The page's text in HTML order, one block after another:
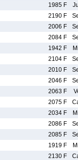
1985 F
2190 F
2006 F
2084 F
1942 F
2104 F
2010 F
2046 F
2063 F
2075 F
2034 F
2086 F
2085 F
1919 F
2130 F